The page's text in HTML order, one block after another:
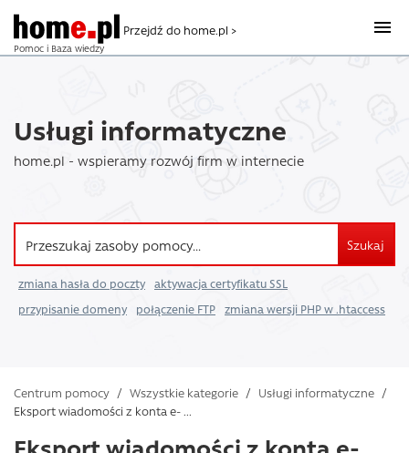
Pomoc i Baza wiedzy
Przejdź do home.pl >
Usługi informatyczne
home.pl - wspieramy rozwój firm w internecie
Szukaj
zmiana hasła do poczty
aktywacja certyfikatu SSL
przypisanie domeny
połączenie FTP zmiana wersji PHP w .htaccess
Centrum pomocy / Wszystkie kategorie / Usługi informatyczne /
Eksport wiadomości z konta e- ...